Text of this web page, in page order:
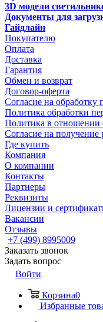
3D модели
Документы для
Гайдлайн
Покупателю
Оплата
Доставка
Гарантия
Обмен и возврат
Договор-оферта
Согласие на
Политика обработки
Политика в отношении
Согласие на получение
Где купить
Компания
О компании
Контакты
Партнеры
Реквизиты
Лицензии и
Вакансии
Отзывы
+7 (499) 8995009
Заказать звонок
Задать вопрос
Войти
Корзина0
Избранные